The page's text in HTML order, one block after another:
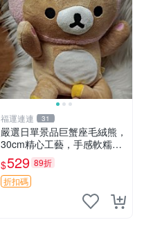
福運連連 31
嚴選日單景品巨蟹座毛絨熊，
30cm精心工藝，手感軟糯推
薦收藏送人 巨蟹座 毛絨玩具
精緻做工
$529 89折
折扣碼